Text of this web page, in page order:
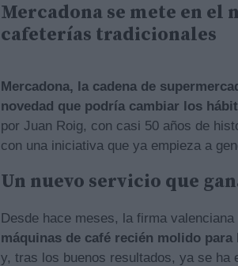
Mercadona se mete en el
cafeterías tradicionales
Mercadona, la cadena de
novedad que podría cambiar los
por Juan Roig, con casi 50 años de
con una iniciativa que ya empieza a
Un nuevo servicio que
Desde hace meses, la firma
máquinas de café recién molido para
y, tras los buenos resultados, ya se ha